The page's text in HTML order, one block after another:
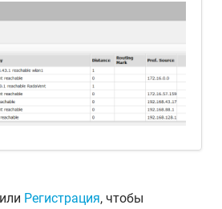
или Регистрация, чтобы